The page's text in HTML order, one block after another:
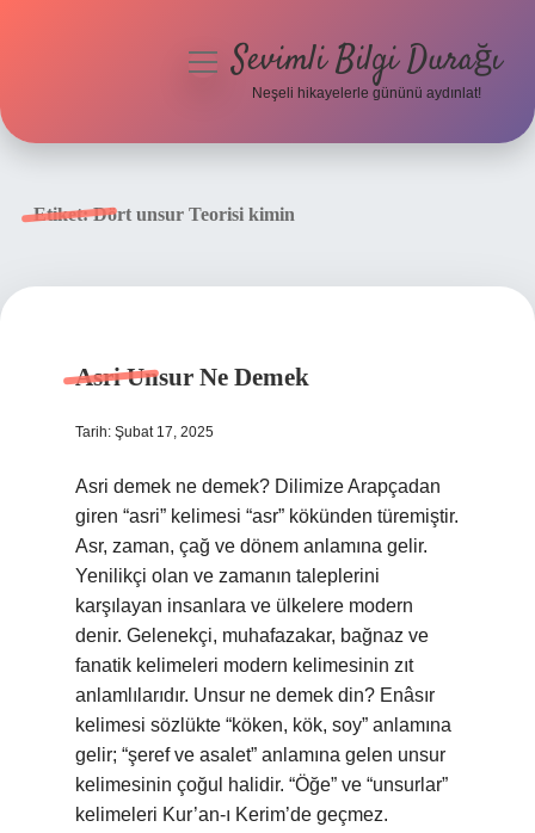
menüyüSevimli Bilgi Durağı
Neşeli hikayelerle gününü aydınlat!
Etiket:Dört unsur Teorisi kimin
Asri Unsur Ne Demek
Tarih: Şubat 17, 2025
Asri demek ne demek? Dilimize Arapçadan
giren “asri” kelimesi “asr” kökünden türemiştir.
Asr, zaman, çağ ve dönem anlamına gelir.
Yenilikçi olan ve zamanın taleplerini
karşılayan insanlara ve ülkelere modern
denir. Gelenekçi, muhafazakar, bağnaz ve
fanatik kelimeleri modern kelimesinin zıt
anlamlılarıdır. Unsur ne demek din? Enâsır
kelimesi sözlükte “köken, kök, soy” anlamına
gelir; “şeref ve asalet” anlamına gelen unsur
kelimesinin çoğul halidir. “Öğe” ve “unsurlar”
kelimeleri Kur’an-ı Kerim’de geçmez.